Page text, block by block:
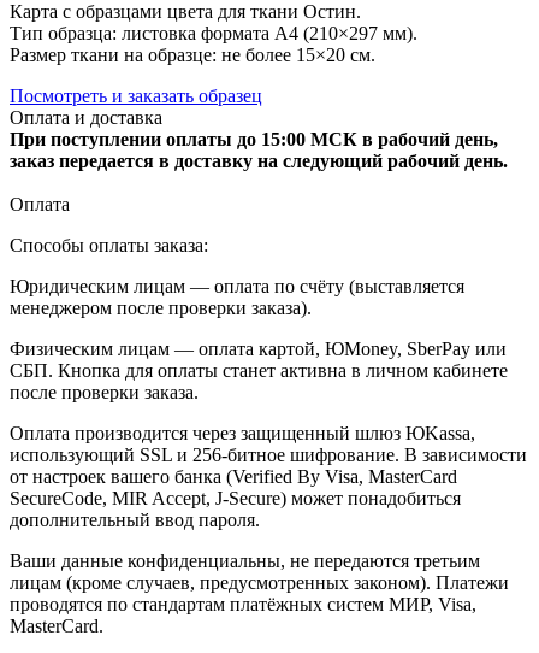
Карта с образцами цвета для ткани Остин.
Тип образца: листовка формата А4 (210×297 мм).
Размер ткани на образце: не более 15×20 см.
Посмотреть и заказать образец
Оплата и доставка
При поступлении оплаты до 15:00 МСК в рабочий день,
заказ передается в доставку на следующий рабочий день.
Оплата
Способы оплаты заказа:
Юридическим лицам — оплата по счёту (выставляется
менеджером после проверки заказа).
Физическим лицам — оплата картой, ЮMoney, SberPay или
СБП. Кнопка для оплаты станет активна в личном кабинете
после проверки заказа.
Оплата производится через защищенный шлюз ЮKassa,
использующий SSL и 256-битное шифрование. В зависимости
от настроек вашего банка (Verified By Visa, MasterCard
SecureCode, MIR Accept, J-Secure) может понадобиться
дополнительный ввод пароля.
Ваши данные конфиденциальны, не передаются третьим
лицам (кроме случаев, предусмотренных законом). Платежи
проводятся по стандартам платёжных систем МИР, Visa,
MasterCard.